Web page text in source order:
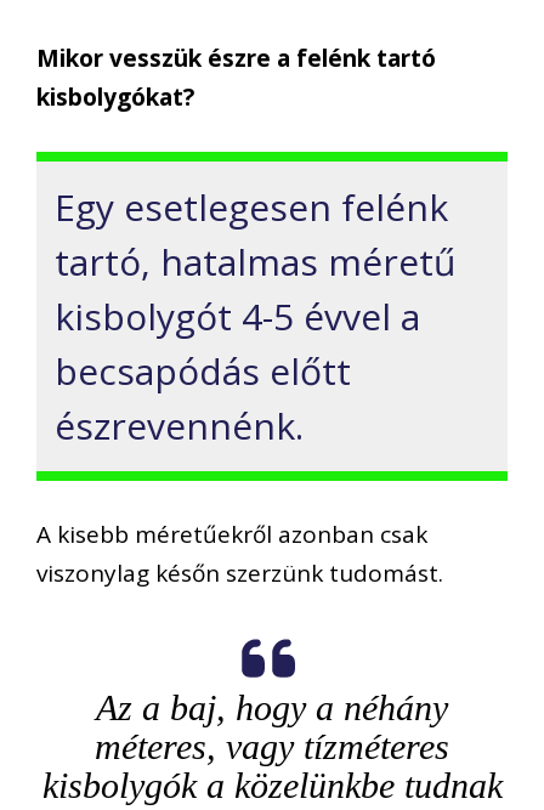
Mikor vesszük észre a felénk tartó
kisbolygókat?
Egy esetlegesen felénk
tartó, hatalmas méretű
kisbolygót 4-5 évvel a
becsapódás előtt
észrevennénk.
A kisebb méretűekről azonban csak
viszonylag későn szerzünk tudomást.
Az a baj, hogy a néhány
méteres, vagy tízméteres
kisbolygók a közelünkbe tudnak